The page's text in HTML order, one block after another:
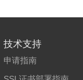
技术支持
申请指南